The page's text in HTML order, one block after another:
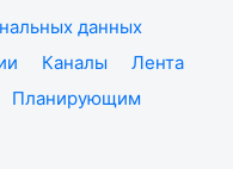
данных
Каналы
Лента
Планирующим